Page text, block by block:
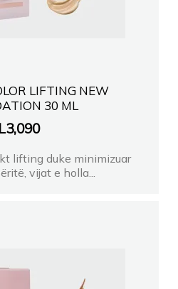
LIFTING NEW
30 ML
L3,090
lifting duke minimizuar
vijat e holla...